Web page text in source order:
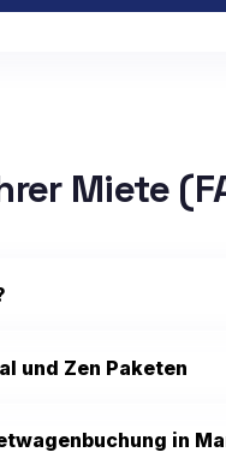
Miete
und Zen Paketen
in